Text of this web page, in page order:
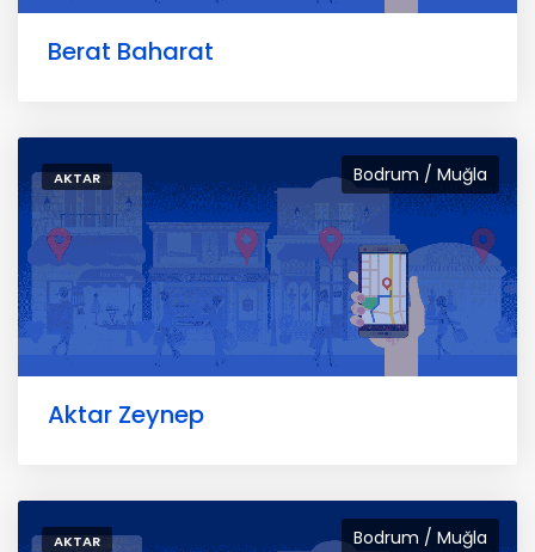
Berat Baharat
Bodrum / Muğla
AKTAR
Aktar Zeynep
Bodrum / Muğla
AKTAR